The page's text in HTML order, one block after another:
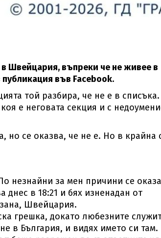
Швейцария, въпреки че не живее в
във Facebook.
той разбира, че не е в списъка.
е неговата секция и с
но се оказва, че не е. Но в крайна
незнайни за мен причини се
днес в 18:21 и бях изненадан от
Швейцария.
грешка, докато любезните
в България, и видях името си